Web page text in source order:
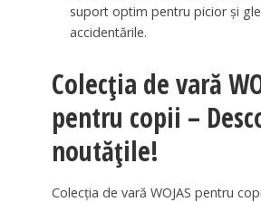
suport optim pentru picior și
accidentările.
Colecția de vară
pentru copii –
noutățile!
Colecția de vară WOJAS pentru